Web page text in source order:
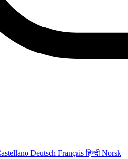
Deutsch Françaisहिन्दी Norsk